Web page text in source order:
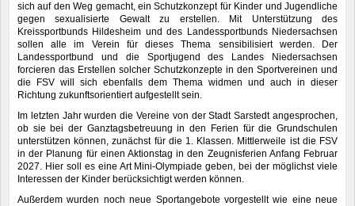
sich auf den Weg gemacht, ein Schutzkonzept für Kinder und Jugendliche
gegen sexualisierte Gewalt zu erstellen. Mit Unterstützung des
Kreissportbunds Hildesheim und des Landessportbunds Niedersachsen
sollen alle im Verein für dieses Thema sensibilisiert werden. Der
Landessportbund und die Sportjugend des Landes Niedersachsen
forcieren das Erstellen solcher Schutzkonzepte in den Sportvereinen und
die FSV will sich ebenfalls dem Thema widmen und auch in dieser
Richtung zukunftsorientiert aufgestellt sein.
Im letzten Jahr wurden die Vereine von der Stadt Sarstedt angesprochen,
ob sie bei der Ganztagsbetreuung in den Ferien für die Grundschulen
unterstützen können, zunächst für die 1. Klassen. Mittlerweile ist die FSV
in der Planung für einen Aktionstag in den Zeugnisferien Anfang Februar
2027. Hier soll es eine Art Mini-Olympiade geben, bei der möglichst viele
Interessen der Kinder berücksichtigt werden können.
Außerdem wurden noch neue Sportangebote vorgestellt wie eine neue